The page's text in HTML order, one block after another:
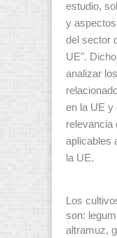
estudio,
y
del sector
UE".
analizar
en la UE y
relevancia
aplicables
la UE.
Los
son:
altramuz,